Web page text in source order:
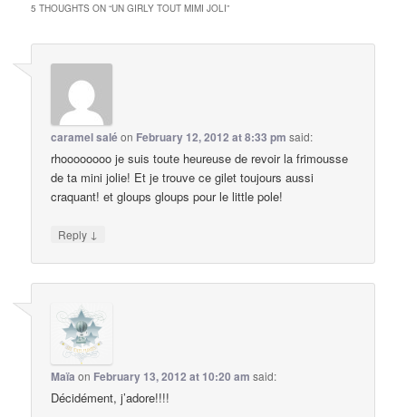
5 THOUGHTS ON “UN GIRLY TOUT MIMI JOLI”
caramel saléon February 12, 2012 at 8:33 pm said:
rhoooooooo je suis toute heureuse de revoir la frimousse
de ta mini jolie! Et je trouve ce gilet toujours aussi
craquant! et gloups gloups pour le little pole!
Reply ↓
Maïa on February 13, 2012 at 10:20 am said:
Décidément, j’adore!!!!